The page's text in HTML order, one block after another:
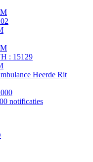
: 15129
Heerde Rit
notificaties